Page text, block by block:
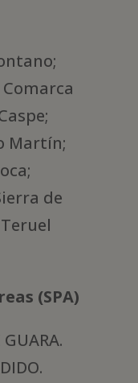
Martín;
de
(SPA)
GUARA.